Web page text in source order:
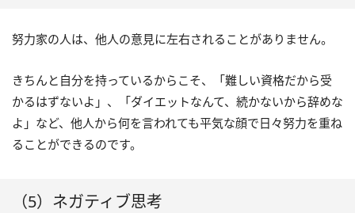
努力家の人は、他人の意見に左右されることがありません。
きちんと自分を持っているからこそ、「難しい資格だから受
かるはずないよ」、「ダイエットなんて、続かないから辞めな
よ」など、他人から何を言われても平気な顔で日々努力を重ね
ることができるのです。
（5）ネガティブ思考